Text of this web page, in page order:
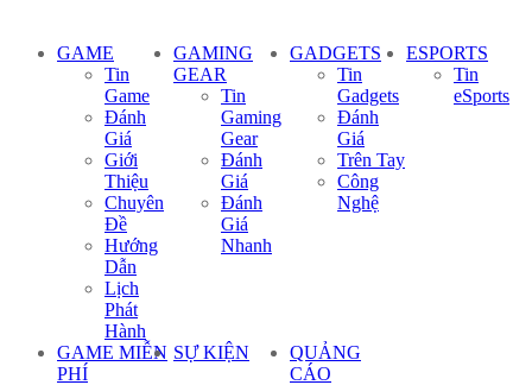
GAME
Tin
Game
Đánh
Giá
Giới
Thiệu
Chuyên
Đề
Hướng
Dẫn
Lịch
Phát
Hành
GAMING
GEAR
Tin
Gaming
Gear
Đánh
Giá
Đánh
Giá
Nhanh
GADGETS
Tin
Gadgets
Đánh
Giá
Trên Tay
Công
Nghệ
ESPORTS
Tin
eSports
GAME MIỄN
PHÍ
SỰ KIỆN
QUẢNG
CÁO